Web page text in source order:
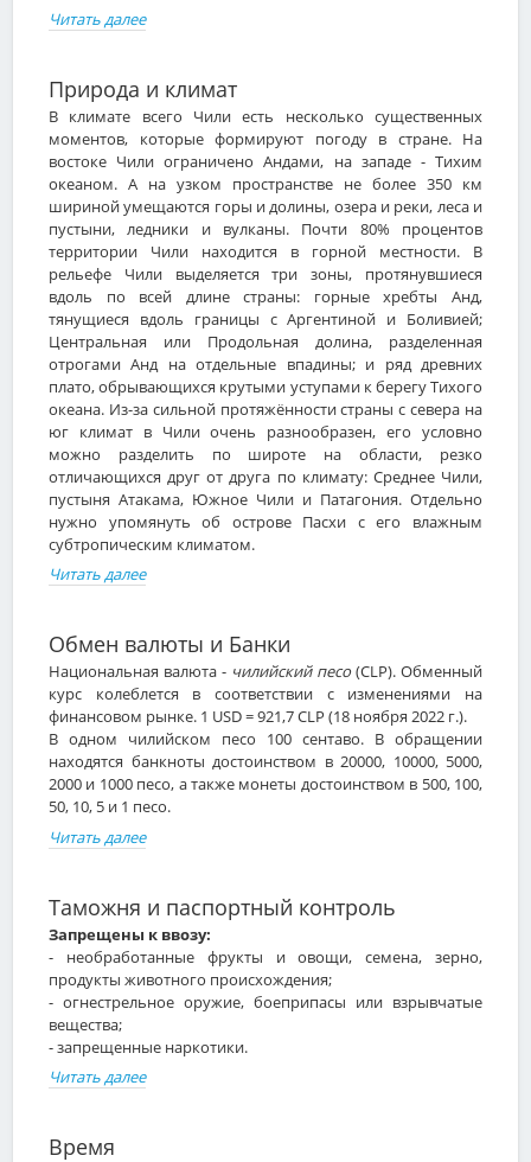
Читать далее
Природа и климат
В климате всего Чили есть несколько существенных
моментов, которые формируют погоду в стране. На
востоке Чили ограничено Андами, на западе - Тихим
океаном. А на узком пространстве не более 350 км
шириной умещаются горы и долины, озера и реки, леса и
пустыни, ледники и вулканы. Почти 80% процентов
территории Чили находится в горной местности. В
рельефе Чили выделяется три зоны, протянувшиеся
вдоль по всей длине страны: горные хребты Анд,
тянущиеся вдоль границы с Аргентиной и Боливией;
Центральная или Продольная долина, разделенная
отрогами Анд на отдельные впадины; и ряд древних
плато, обрывающихся крутыми уступами к берегу Тихого
океана. Из-за сильной протяжённости страны с севера на
юг климат в Чили очень разнообразен, его условно
можно разделить по широте на области, резко
отличающихся друг от друга по климату: Среднее Чили,
пустыня Атакама, Южное Чили и Патагония. Отдельно
нужно упомянуть об острове Пасхи с его влажным
субтропическим климатом.
Читать далее
Обмен валюты и Банки
Национальная валюта - чилийский песо(CLP). Обменный
курс колеблется в соответствии с изменениями на
финансовом рынке. 1 USD = 921,7 CLP (18 ноября 2022 г.).
В одном чилийском песо 100 сентаво. В обращении
находятся банкноты достоинством в 20000, 10000, 5000,
2000 и 1000 песо, а также монеты достоинством в 500, 100,
50, 10, 5 и 1 песо.
Читать далее
Таможня и паспортный контроль
Запрещены к ввозу:
- необработанные фрукты и овощи, семена, зерно,
продукты животного происхождения;
- огнестрельное оружие, боеприпасы или взрывчатые
вещества;
- запрещенные наркотики.
Читать далее
Время